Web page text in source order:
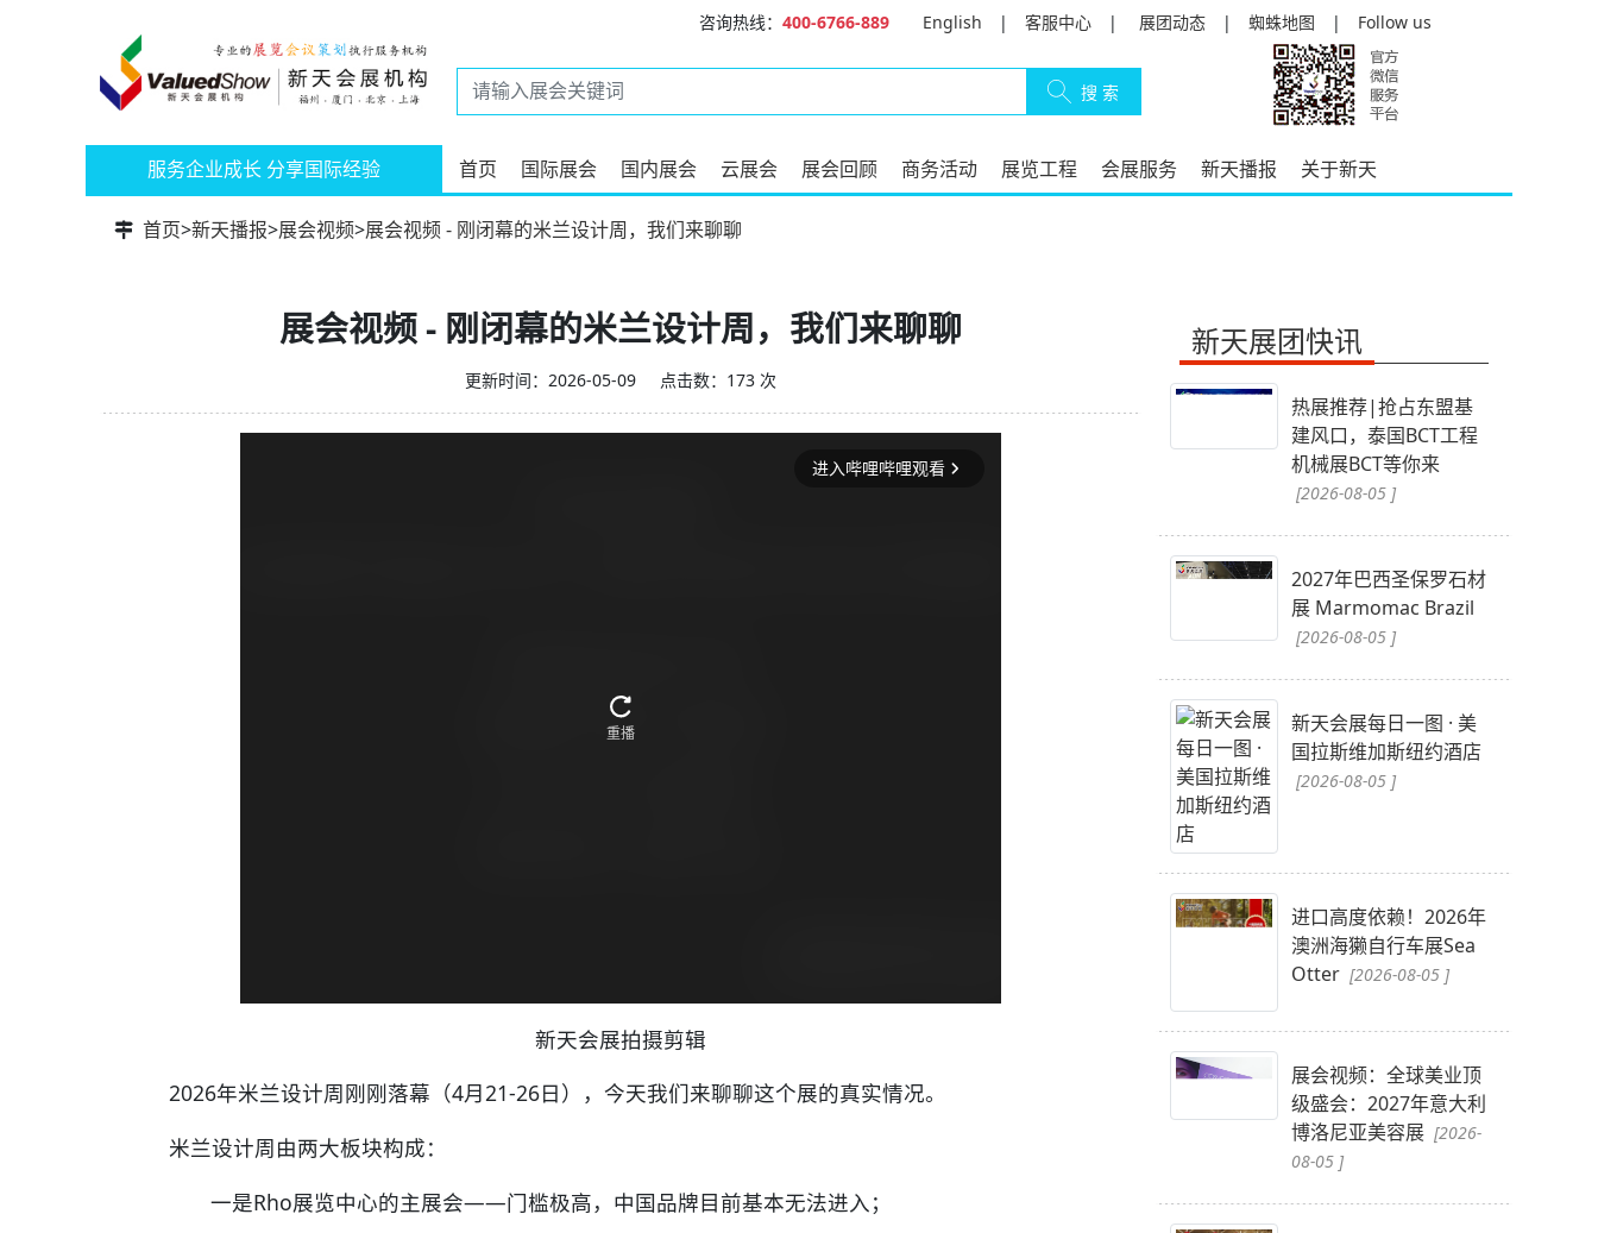
咨询热线： 400-6766-889 English | 客服中心 | 展团动态 | 蜘蛛地图 | Follow us
服务企业成长 分享国际经验 首页 国际展会 国内展会 云展会 展会回顾 商务活动 展览工程 会展服务 新天播报 关于新天
首页>新天播报>展会视频>展会视频 - 刚闭幕的米兰设计周，我们来聊聊
展会视频 - 刚闭幕的米兰设计周，我们来聊聊
更新时间：2026-05-09 点击数：173 次
新天会展拍摄剪辑
2026年米兰设计周刚刚落幕（4月21-26日），今天我们来聊聊这个展的真实情况。
米兰设计周由两大板块构成：
一是Rho展览中心的主展会——门槛极高，中国品牌目前基本无法进入；
新天展团快讯
热展推荐|抢占东盟基
建风口，泰国BCT工程
机械展BCT等你来
[2026-08-05 ]
2027年巴西圣保罗石材
展 Marmomac Brazil
[2026-08-05 ]
新天会展每日一图 · 美
国拉斯维加斯纽约酒店
[2026-08-05 ]
进口高度依赖！2026年
澳洲海獭自行车展Sea
Otter [2026-08-05 ]
展会视频：全球美业顶
级盛会：2027年意大利
博洛尼亚美容展 [2026-
08-05 ]